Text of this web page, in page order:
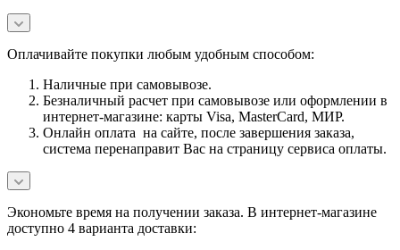
Оплачивайте покупки любым удобным способом:
Наличные при самовывозе.
Безналичный расчет при самовывозе или оформлении в
интернет-магазине: карты Visa, MasterCard, МИР.
Онлайн оплата на сайте, после завершения заказа,
система перенаправит Вас на страницу сервиса оплаты.
Экономьте время на получении заказа. В интернет-магазине
доступно 4 варианта доставки: